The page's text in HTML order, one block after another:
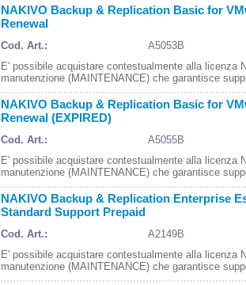
NAKIVO Backup & Replication Basic for
Renewal
Cod. Art.:
A5053B
E' possibile acquistare contestualmente alla licenza
manutenzione (MAINTENANCE) che garantisce
NAKIVO Backup & Replication Basic for
Renewal (EXPIRED)
Cod. Art.:
A5055B
E' possibile acquistare contestualmente alla licenza
manutenzione (MAINTENANCE) che garantisce
NAKIVO Backup & Replication Enterprise
Standard Support Prepaid
Cod. Art.:
A2149B
E' possibile acquistare contestualmente alla licenza
manutenzione (MAINTENANCE) che garantisce